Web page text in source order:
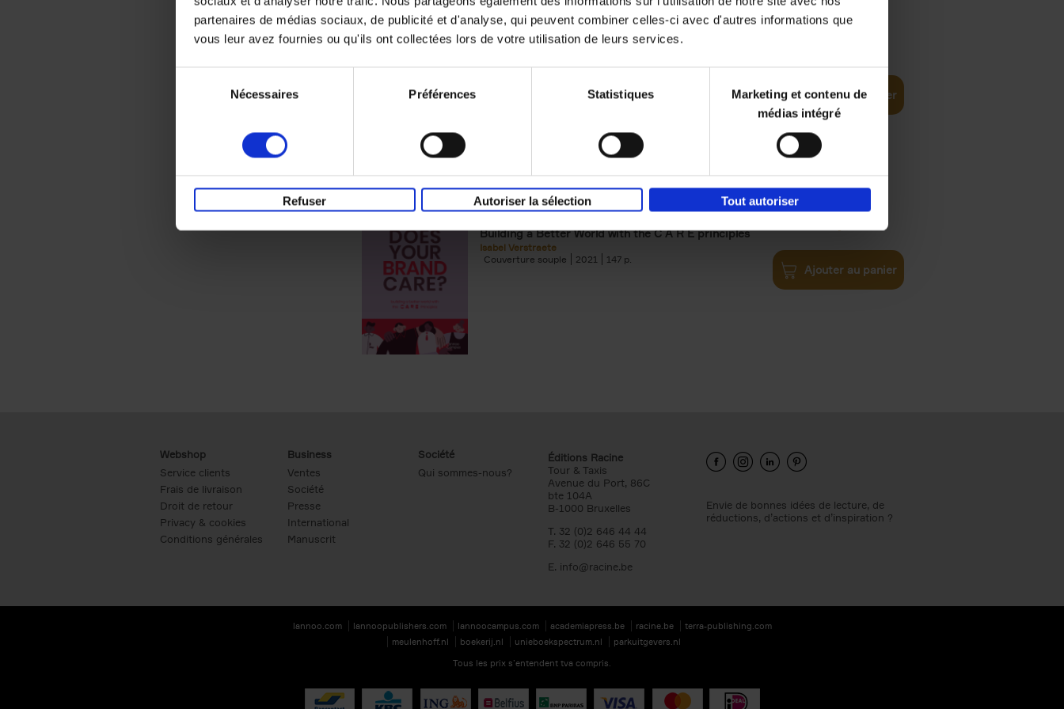
partenaires de médias sociaux, de publicité et d'analyse, qui peuvent combiner celles-ci avec d'autres informations que
vous leur avez fournies ou qu'ils ont collectées lors de votre utilisation de leurs services.
Nécessaires Préférences Statistiques
Marketing et contenu de
médias intégré
Refuser Autoriser la sélection Tout autoriser
Building Bonds = Building Business
Ajouter au panier
Does Your Brand Care?
Building a Better World with the C A R E principles
Isabel Verstraete
Couverture souple
2021 147
€34,99
Ajouter au panier
Webshop
Service clients
Frais de livraison
Droit de retour
Privacy & cookies
Conditions générales
Business
Ventes
Société
Presse
International
Manuscrit
Société
Qui sommes-nous?
Éditions Racine
Tour & Taxis
Avenue du Port, 86C
bte 104A
B-1000 Bruxelles
T. 32 (0)2 646 44 44
F. 32 (0)2 646 55 70
E. info@racine.be
Envie de bonnes idées de lecture, de
réductions, d’actions et d’inspiration ?
lannoo.com lannoopublishers.com lannoocampus.com academiapress.be racine.be
terra-publishing.com
meulenhoff.nl
boekerij.nl unieboekspectrum.nl
parkuitgevers.nl
Tous les prix s’entendent tva compris.